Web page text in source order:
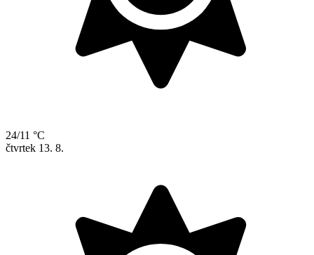
24/11 °C
čtvrtek 13. 8.